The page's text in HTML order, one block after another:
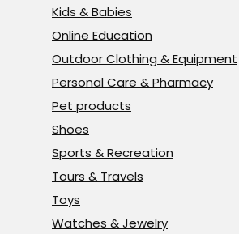
Kids & Babies
Online Education
Outdoor Clothing & Equipment
Personal Care & Pharmacy
Pet products
Shoes
Sports & Recreation
Tours & Travels
Toys
Watches & Jewelry